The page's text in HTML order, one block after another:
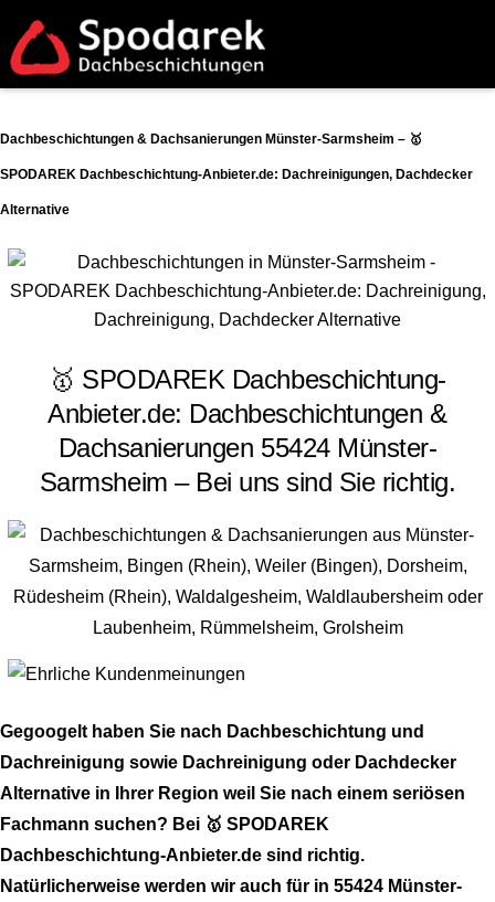
Dachbeschichtungen & Dachsanierungen Münster-Sarmsheim – 🥇
SPODAREK Dachbeschichtung-Anbieter.de: Dachreinigungen, Dachdecker
Alternative
🥇 SPODAREK Dachbeschichtung-
Anbieter.de: Dachbeschichtungen &
Dachsanierungen 55424 Münster-
Sarmsheim – Bei uns sind Sie richtig.
Gegoogelt haben Sie nach Dachbeschichtung und
Dachreinigung sowie Dachreinigung oder Dachdecker
Alternative in Ihrer Region weil Sie nach einem seriösen
Fachmann suchen? Bei 🥇 SPODAREK
Dachbeschichtung-Anbieter.de sind richtig.
Natürlicherweise werden wir auch für in 55424 Münster-